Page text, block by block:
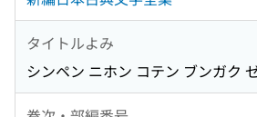
タイトルよみ
シンペン ニホン コテン ブンガク